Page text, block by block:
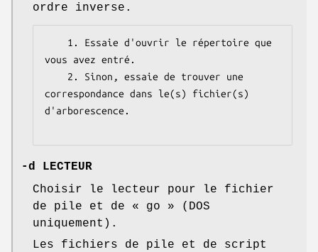
ordre inverse.
vous avez entré.
correspondance dans le(s) fichier(s)
d'arborescence.
-d LECTEUR
Choisir le lecteur pour le fichier
de pile et de « go » (DOS
uniquement).
Les fichiers de pile et de script